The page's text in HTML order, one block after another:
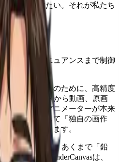
能性を届けたい。それが私たち
に。微細なニュアンスまで制御
AIを。
パイプラインのために、高精度
。レイアウトから動画、原画
を減らし、アニメーターが本来
表現」、そして「独自の画作
るよう支援します。
ものではなく、あくまで「鉛
からこそWonderCanvasは、